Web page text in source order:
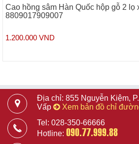
Cao hồng sâm Hàn Quốc hộp gỗ 2 lọ
8809017909007
1.200.000 VND
Địa chỉ: 855 Nguyễn Kiệm,
Vấp
Xem bản đồ chỉ
Tel: 028-350-66666
Hotline: 090.77.999.88